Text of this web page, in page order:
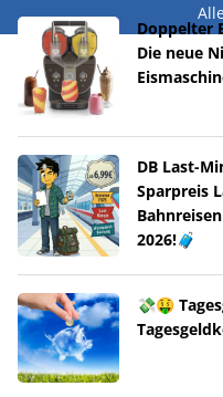
Doppelter
Die neue
DB Last-
Sparpreis
2026!🧳
💸🤑